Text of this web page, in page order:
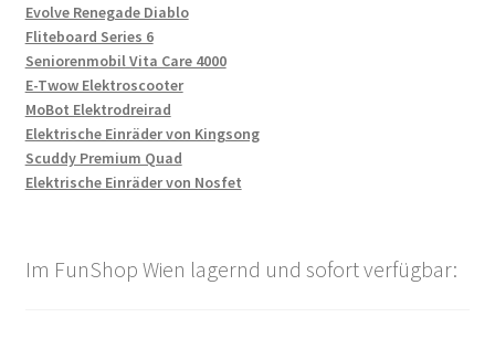
Evolve Renegade Diablo
Fliteboard Series 6
Seniorenmobil Vita Care 4000
E-Twow Elektroscooter
MoBot Elektrodreirad
Elektrische Einräder von Kingsong
Scuddy Premium Quad
Elektrische Einräder von Nosfet
Im FunShop Wien lagernd und sofort verfügbar: